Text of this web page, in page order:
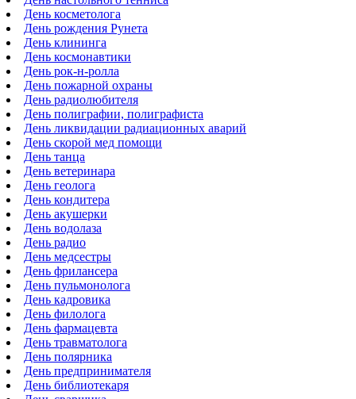
День косметолога
День рождения Рунета
День клининга
День космонавтики
День рок-н-ролла
День пожарной охраны
День радиолюбителя
День полиграфии, полиграфиста
День ликвидации радиационных аварий
День скорой мед помощи
День танца
День ветеринара
День геолога
День кондитера
День акушерки
День водолаза
День радио
День медсестры
День фрилансера
День пульмонолога
День кадровика
День филолога
День фармацевта
День травматолога
День полярника
День предпринимателя
День библиотекаря